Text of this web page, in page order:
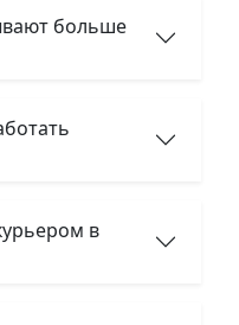
больше
в